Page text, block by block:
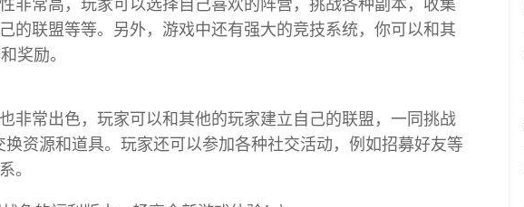
的联盟等等。另外，游戏中还有强大的竞技系统，你可以和其
奖励。
非常出色，玩家可以和其他的玩家建立自己的联盟，一同挑战
换资源和道具。玩家还可以参加各种社交活动，例如招募好友等
。